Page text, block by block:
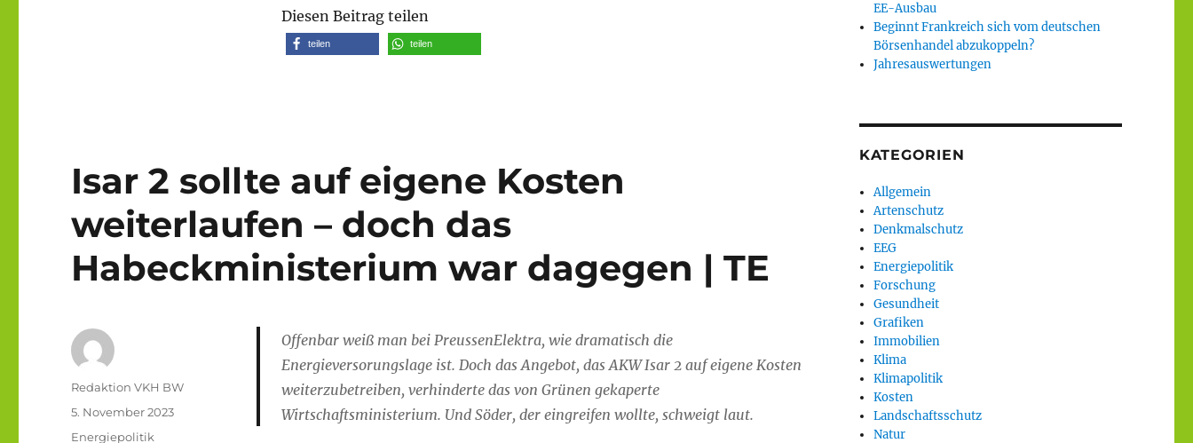
Diesen Beitrag teilen
teilen teilen
Isar 2 sollte auf eigene Kosten
weiterlaufen – doch das
Habeckministerium war dagegen | TE
Offenbar weiß man bei PreussenElektra, wie dramatisch die
Energieversorungslage ist. Doch das Angebot, das AKW Isar 2 auf eigene Kosten
weiterzubetreiben, verhinderte das von Grünen gekaperte
Wirtschaftsministerium. Und Söder, der eingreifen wollte, schweigt laut.
Autor
Redaktion VKH BW
Veröffentlicht
5. November 2023
Kategorien
Energiepolitik
EE-Ausbau
Beginnt Frankreich sich vom deutschen
Börsenhandel abzukoppeln?
Jahresauswertungen
KATEGORIEN
Allgemein
Artenschutz
Denkmalschutz
EEG
Energiepolitik
Forschung
Gesundheit
Grafiken
Immobilien
Klima
Klimapolitik
Kosten
Landschaftsschutz
Natur